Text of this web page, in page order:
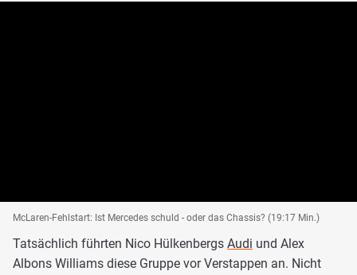
McLaren-Fehlstart: Ist Mercedes schuld - oder das Chassis? (19:17 Min.)
Tatsächlich führten Nico Hülkenbergs Audi und Alex
Albons Williams diese Gruppe vor Verstappen an. Nicht